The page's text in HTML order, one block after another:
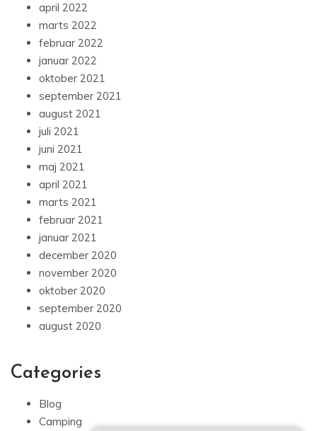
april 2022
marts 2022
februar 2022
januar 2022
oktober 2021
september 2021
august 2021
juli 2021
juni 2021
maj 2021
april 2021
marts 2021
februar 2021
januar 2021
december 2020
november 2020
oktober 2020
september 2020
august 2020
Categories
Blog
Camping